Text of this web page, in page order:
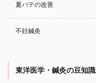
夏バテの改善
不妊鍼灸
東洋医学・鍼灸の豆知識